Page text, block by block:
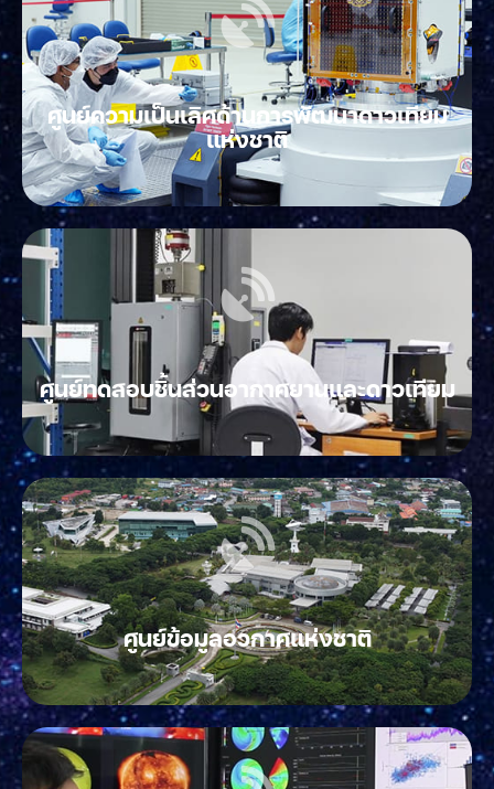
ศูนย์ความเป็นเลิศด้านการพัฒนาดาวเทียม
แห่งชาติ
ศูนย์ทดสอบชิ้นส่วนอากาศยานและดาวเทียม
ศูนย์ข้อมูลอวกาศแห่งชาติ